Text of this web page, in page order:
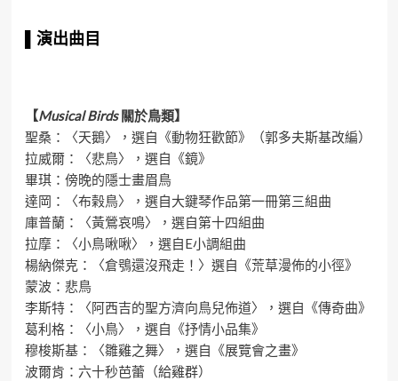
演出曲目
【Musical Birds關於鳥類】
聖桑：〈天鵝〉，選自《動物狂歡節》（郭多夫斯基改編）
拉威爾：〈悲鳥〉，選自《鏡》
畢琪：傍晚的隱士畫眉鳥
達岡：〈布榖鳥〉，選自大鍵琴作品第一冊第三組曲
庫普蘭：〈黃鶯哀鳴〉，選自第十四組曲
拉摩：〈小鳥啾啾〉，選自E小調組曲
楊納傑克：〈倉鴞還沒飛走！〉選自《荒草漫佈的小徑》
蒙波：悲鳥
李斯特：〈阿西吉的聖方濟向鳥兒佈道〉，選自《傳奇曲》
葛利格：〈小鳥〉，選自《抒情小品集》
穆梭斯基：〈雛雞之舞〉，選自《展覽會之畫》
波爾肯：六十秒芭蕾（給雞群）